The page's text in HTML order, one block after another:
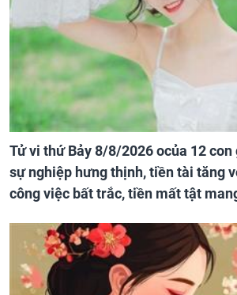
Tử vi thứ Bảy 8/8/2026 ocủa 12 con
sự nghiệp hưng thịnh, tiền tài tăng
công việc bất trắc, tiền mất tật